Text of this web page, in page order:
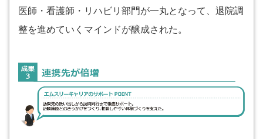
医師・看護師・リハビリ部門が一丸となって、退院調
整を進めていくマインドが醸成された。